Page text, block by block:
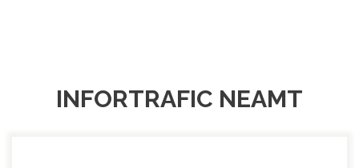
INFORTRAFIC NEAMT